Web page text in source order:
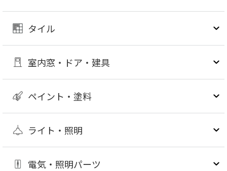
タイル
室内窓・ドア・建具
ペイント・塗料
ライト・照明
電気・照明パーツ